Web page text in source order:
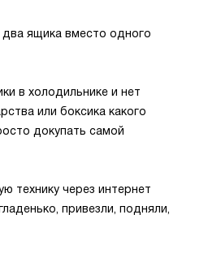
два ящика вместо одного
в холодильнике и нет
или боксика какого
докупать самой
технику через интернет
привезли, подняли,